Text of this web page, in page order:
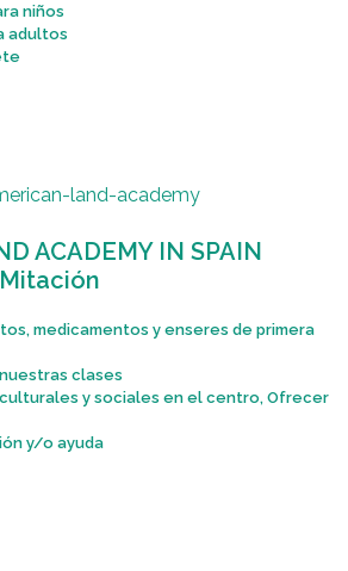
niños
adultos
ACADEMY IN SPAIN
medicamentos y enseres de primera
clases
y sociales en el centro, Ofrecer
y/o ayuda